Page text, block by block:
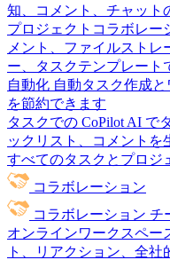
知、コメント、チャット
プロジェクトコラボレー
メント、ファイルスト
ー、タスクテンプレート
自動化 自動タスク作成
を節約できます
タスクでの CoPilot AI で
ックリスト、コメントを
すべてのタスクとプロジ
コラボレーション
コラボレーション チ
オンラインワークスペー
ト、リアクション、全